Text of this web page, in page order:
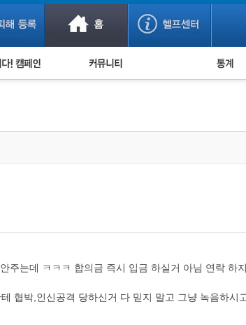
사기 예방했어요! 누적 피
주는데 ㅋㅋㅋ 합의금 즉시 입금 하실거 아님 연락 하
협박,인신공격 당하신거 다 믿지 말고 그냥 녹음하시